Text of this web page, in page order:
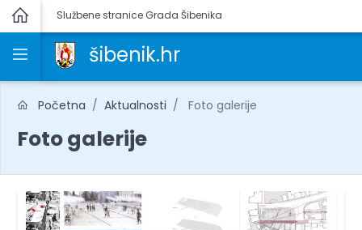
Službene stranice Grada Šibenika
šibenik.hr
Početna Aktualnosti Foto galerije
Foto galerije